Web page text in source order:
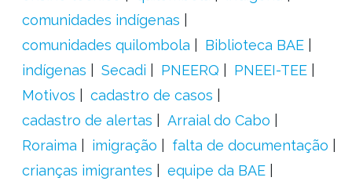
comunidades indígenas
comunidades quilombola
Biblioteca BAE
indígenas
Secadi PNEERQ
PNEEI-TEE
Motivos
cadastro de casos
cadastro de alertas
Arraial do Cabo
Roraima
imigração
falta de documentação
crianças imigrantes
equipe da BAE